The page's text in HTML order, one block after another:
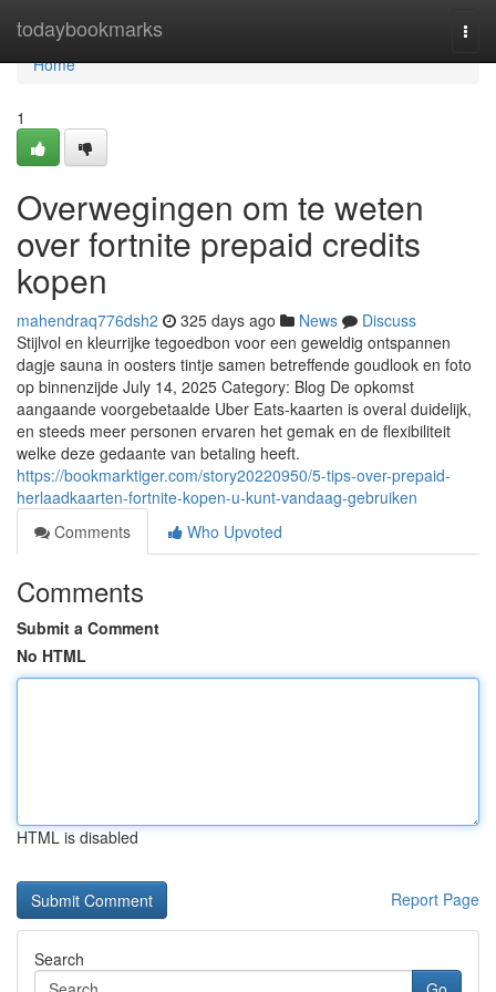
todaybookmarks
Home
Home
1
Overwegingen om te weten
over fortnite prepaid credits
kopen
mahendraq776dsh2 325 days ago News
Discuss
Stijlvol en kleurrijke tegoedbon voor een geweldig ontspannen
dagje sauna in oosters tintje samen betreffende goudlook en foto
op binnenzijde July 14, 2025 Category: Blog De opkomst
aangaande voorgebetaalde Uber Eats-kaarten is overal duidelijk,
en steeds meer personen ervaren het gemak en de flexibiliteit
welke deze gedaante van betaling heeft.
https://bookmarktiger.com/story20220950/5-tips-over-prepaid-
herlaadkaarten-fortnite-kopen-u-kunt-vandaag-gebruiken
Comments
Who Upvoted
Comments
Submit a Comment
No HTML
HTML is disabled
Report Page
Search